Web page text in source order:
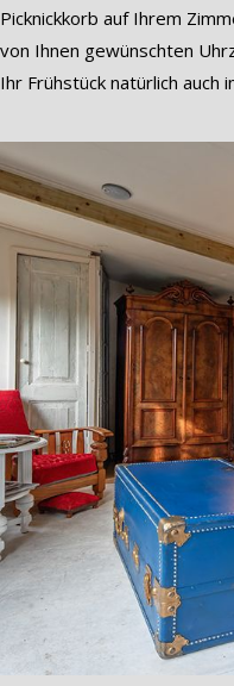
Picknickkorb auf Ihrem
von Ihnen gewünschten
Ihr Frühstück natürlich auch